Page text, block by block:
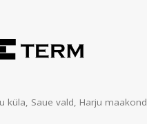
küla, Saue vald, Harju maakond